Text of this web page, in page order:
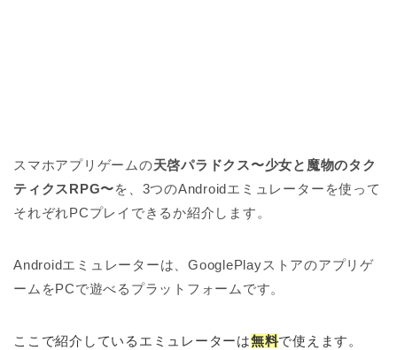
スマホアプリゲームの天啓パラドクス〜少女と魔物のタク
ティクスRPG〜を、3つのAndroidエミュレーターを使って
それぞれPCプレイできるか紹介します。
Androidエミュレーターは、GooglePlayストアのアプリゲ
ームをPCで遊べるプラットフォームです。
ここで紹介しているエミュレーターは無料で使えます。